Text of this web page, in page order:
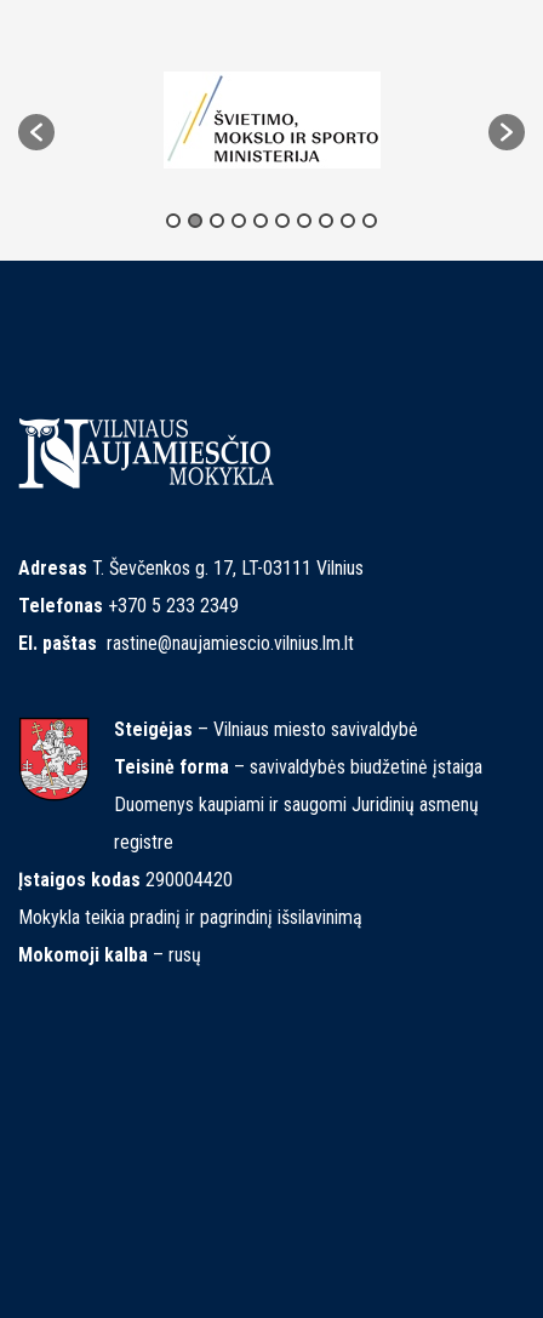
Adresas T. Ševčenkos g. 17, LT-03111 Vilnius
Telefonas +370 5 233 2349
El. paštas rastine@naujamiescio.vilnius.lm.lt
Steigėjas – Vilniaus miesto savivaldybė
Teisinė forma – savivaldybės biudžetinė įstaiga
Duomenys kaupiami ir saugomi Juridinių asmenų
registre
Įstaigos kodas 290004420
Mokykla teikia pradinį ir pagrindinį išsilavinimą
Mokomoji kalba – rusų